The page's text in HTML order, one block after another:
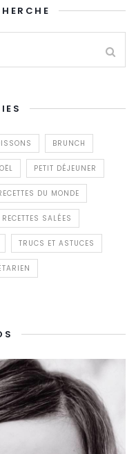
BRUNCH
PETIT DÉJEUNER
DU MONDE
RECETTES SALÉES
TRUCS ET ASTUCES